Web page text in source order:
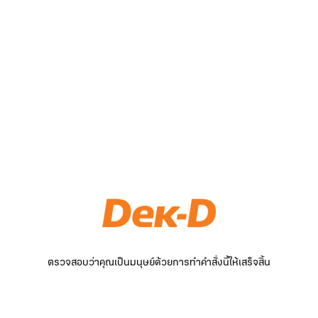
ตรวจสอบว่าคุณเป็นมนุษย์ด้วยการทำคำสั่งนี้ให้เสร็จสิ้น